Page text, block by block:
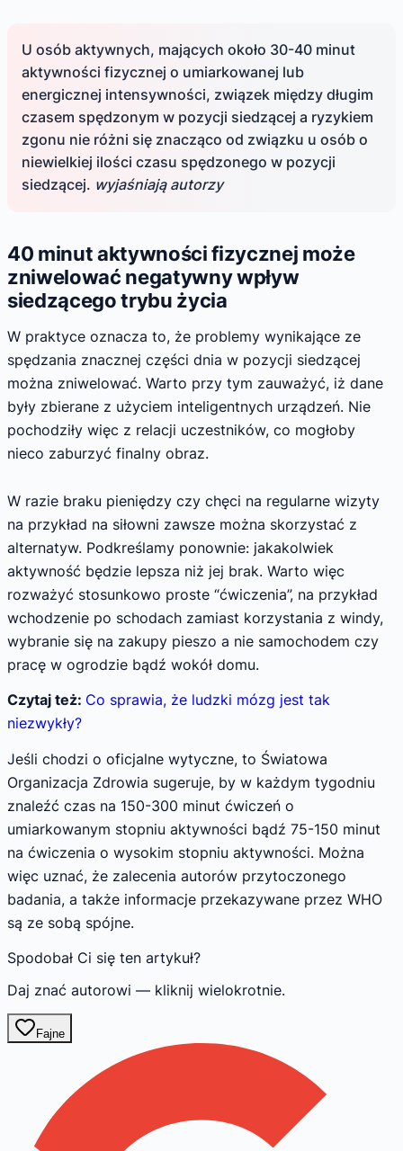
U osób aktywnych, mających około 30-40 minut
aktywności fizycznej o umiarkowanej lub
energicznej intensywności, związek między długim
czasem spędzonym w pozycji siedzącej a ryzykiem
zgonu nie różni się znacząco od związku u osób o
niewielkiej ilości czasu spędzonego w pozycji
siedzącej. wyjaśniają autorzy
40 minut aktywności fizycznej może
zniwelować negatywny wpływ
siedzącego trybu życia
W praktyce oznacza to, że problemy wynikające ze
spędzania znacznej części dnia w pozycji siedzącej
można zniwelować. Warto przy tym zauważyć, iż dane
były zbierane z użyciem inteligentnych urządzeń. Nie
pochodziły więc z relacji uczestników, co mogłoby
nieco zaburzyć finalny obraz.
W razie braku pieniędzy czy chęci na regularne wizyty
na przykład na siłowni zawsze można skorzystać z
alternatyw. Podkreślamy ponownie: jakakolwiek
aktywność będzie lepsza niż jej brak. Warto więc
rozważyć stosunkowo proste “ćwiczenia”, na przykład
wchodzenie po schodach zamiast korzystania z windy,
wybranie się na zakupy pieszo a nie samochodem czy
pracę w ogrodzie bądź wokół domu.
Czytaj też: Co sprawia, że ludzki mózg jest tak
niezwykły?
Jeśli chodzi o oficjalne wytyczne, to Światowa
Organizacja Zdrowia sugeruje, by w każdym tygodniu
znaleźć czas na 150-300 minut ćwiczeń o
umiarkowanym stopniu aktywności bądź 75-150 minut
na ćwiczenia o wysokim stopniu aktywności. Można
więc uznać, że zalecenia autorów przytoczonego
badania, a także informacje przekazywane przez WHO
są ze sobą spójne.
Spodobał Ci się ten artykuł?
Daj znać autorowi — kliknij wielokrotnie.
Fajne